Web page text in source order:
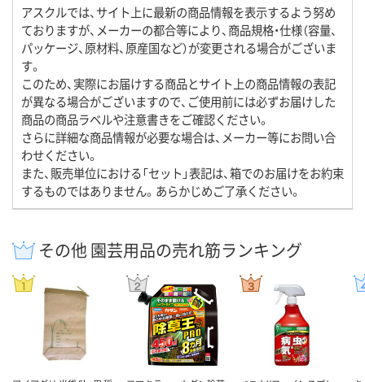
アスクルでは、サイト上に最新の商品情報を表示するよう努め
ておりますが、メーカーの都合等により、商品規格・仕様（容量、
パッケージ、原材料、原産国など）が変更される場合がございま
す。
このため、実際にお届けする商品とサイト上の商品情報の表記
が異なる場合がございますので、ご使用前には必ずお届けした
商品の商品ラベルや注意書きをご確認ください。
さらに詳細な商品情報が必要な場合は、メーカー等にお問い合
わせください。
また、販売単位における「セット」表記は、箱でのお届けをお約束
するものではありません。あらかじめご了承ください。
その他 園芸用品の売れ筋ランキング